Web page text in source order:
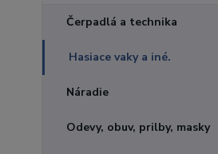
Čerpadlá a technika
Hasiace vaky a iné.
Náradie
Odevy, obuv, prilby, masky